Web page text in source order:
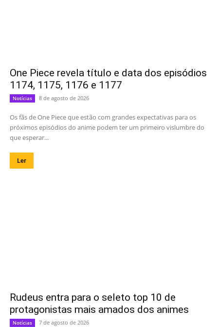
One Piece revela título e data dos episódios
1174, 1175, 1176 e 1177
Notícias 8 de agosto de 2026
Os fãs de One Piece que estão com grandes expectativas para os
próximos episódios do anime podem ter um primeiro vislumbre do
que esperar...
Ler
Rudeus entra para o seleto top 10 de
protagonistas mais amados dos animes
Notícias 7 de agosto de 2026